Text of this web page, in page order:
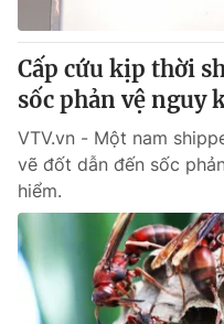
Cấp cứu kịp thời
sốc phản vệ nguy
VTV.vn - Một nam
vẽ đốt dẫn đến sốc
hiểm.